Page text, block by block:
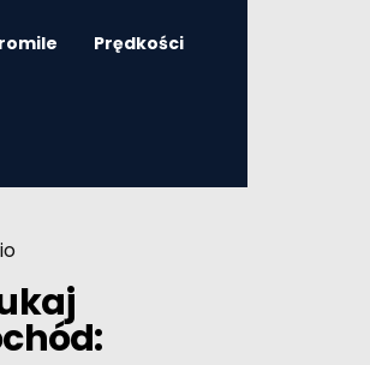
Prędkości